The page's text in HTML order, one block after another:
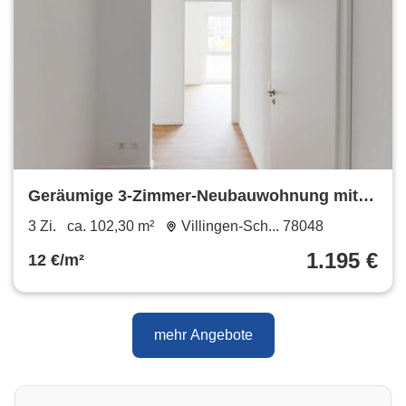
Geräumige 3-Zimmer-Neubauwohnung mit
EBK und Balkon
3 Zi. ca. 102,30 m² Villingen-Sch... 78048
12 €/m² 1.195 €
mehr Angebote